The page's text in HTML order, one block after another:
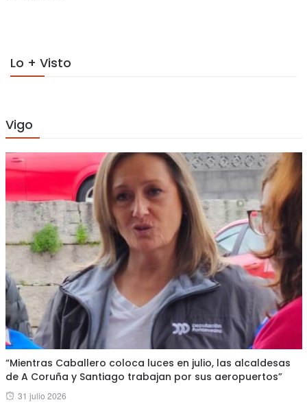
Lo + Visto
Vigo
“Mientras Caballero coloca luces en julio, las alcaldesas
de A Coruña y Santiago trabajan por sus aeropuertos”
Posted
31 julio 2026